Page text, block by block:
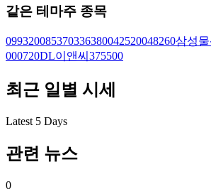
같은 테마주 종목
099320085370336380042520048260삼성
000720DL이앤씨 375500
최근 일별 시세
Latest 5 Days
관련 뉴스
0